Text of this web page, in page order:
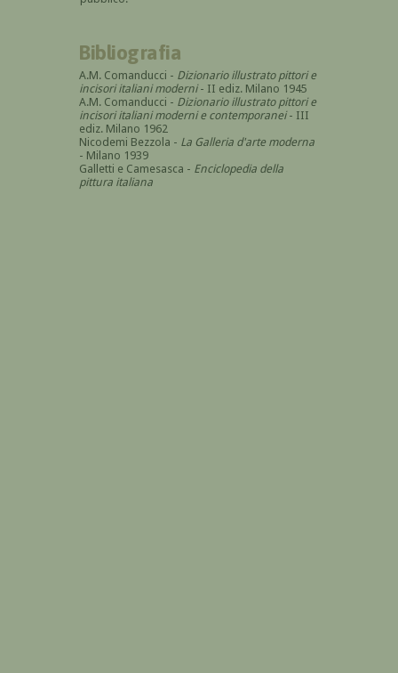
Bibliografia
A.M. Comanducci - Dizionario illustrato pittori e
incisori italiani moderni- II ediz. Milano 1945
A.M. Comanducci - Dizionario illustrato pittori e
incisori italiani moderni e contemporanei- III
ediz. Milano 1962
Nicodemi Bezzola - La Galleria d'arte moderna
- Milano 1939
Galletti e Camesasca - Enciclopedia della
pittura italiana